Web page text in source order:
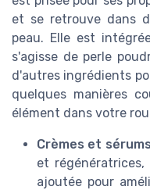
et se retrouve dans
peau. Elle est
s'agisse de perle
d'autres ingrédients
quelques manières
élément dans votre
Crèmes et
et
ajoutée pour